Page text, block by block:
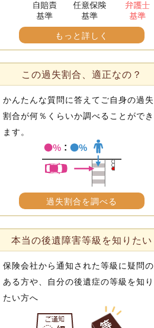
もっと詳しく
この過失割合、適正なの？
かんたんな質問に答えてご自身の過失
割合が何％くらいか調べることができ
ます。
過失割合を調べる
本当の後遺障害等級を知りたい
保険会社から通知された等級に疑問の
ある方や、自分の後遺症の等級を知り
たい方へ